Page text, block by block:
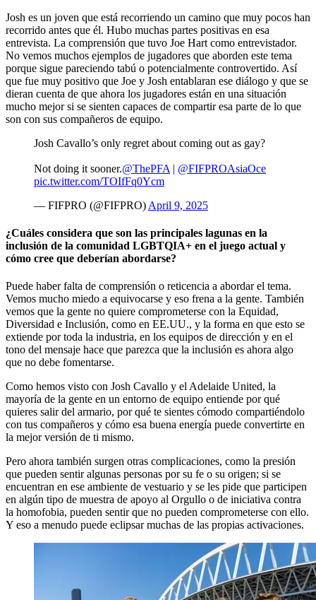
Josh es un joven que está recorriendo un camino que muy pocos han
recorrido antes que él. Hubo muchas partes positivas en esa
entrevista. La comprensión que tuvo Joe Hart como entrevistador.
No vemos muchos ejemplos de jugadores que aborden este tema
porque sigue pareciendo tabú o potencialmente controvertido. Así
que fue muy positivo que Joe y Josh entablaran ese diálogo y que se
dieran cuenta de que ahora los jugadores están en una situación
mucho mejor si se sienten capaces de compartir esa parte de lo que
son con sus compañeros de equipo.
Josh Cavallo’s only regret about coming out as gay?
Not doing it sooner.@ThePFA | @FIFPROAsiaOce
pic.twitter.com/TOIfFq0Ycm
— FIFPRO (@FIFPRO) April 9, 2025
¿Cuáles considera que son las principales lagunas en la
inclusión de la comunidad LGBTQIA+ en el juego actual y
cómo cree que deberían abordarse?
Puede haber falta de comprensión o reticencia a abordar el tema.
Vemos mucho miedo a equivocarse y eso frena a la gente. También
vemos que la gente no quiere comprometerse con la Equidad,
Diversidad e Inclusión, como en EE.UU., y la forma en que esto se
extiende por toda la industria, en los equipos de dirección y en el
tono del mensaje hace que parezca que la inclusión es ahora algo
que no debe fomentarse.
Como hemos visto con Josh Cavallo y el Adelaide United, la
mayoría de la gente en un entorno de equipo entiende por qué
quieres salir del armario, por qué te sientes cómodo compartiéndolo
con tus compañeros y cómo esa buena energía puede convertirte en
la mejor versión de ti mismo.
Pero ahora también surgen otras complicaciones, como la presión
que pueden sentir algunas personas por su fe o su origen; si se
encuentran en ese ambiente de vestuario y se les pide que participen
en algún tipo de muestra de apoyo al Orgullo o de iniciativa contra
la homofobia, pueden sentir que no pueden comprometerse con ello.
Y eso a menudo puede eclipsar muchas de las propias activaciones.